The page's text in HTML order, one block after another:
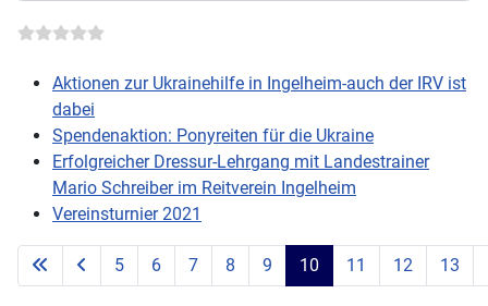
Aktionen zur Ukrainehilfe in Ingelheim-auch der IRV ist
dabei
Spendenaktion: Ponyreiten für die Ukraine
Erfolgreicher Dressur-Lehrgang mit Landestrainer
Mario Schreiber im Reitverein Ingelheim
Vereinsturnier 2021
Seite 10 von 60
5 6 7 8 9 10 11 12 13